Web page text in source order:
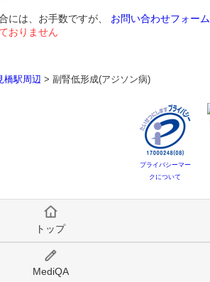
には、お手数ですが、 お問い合わせフォーム
おりません
橋駅周辺 > 副腎低形成(アジソン病)
プライバシーマー
クについて
トップ
MediQA